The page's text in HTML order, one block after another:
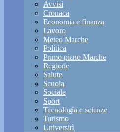
Avvisi
Cronaca
Economia e finanza
Lavoro
Meteo Marche
Politica
Primo piano Marche
Regione
Salute
Scuola
Sociale
Sport
Tecnologia e scienze
Turismo
Università